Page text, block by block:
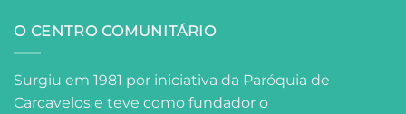
O CENTRO COMUNITÁRIO
Surgiu em 1981 por iniciativa da Paróquia de
Carcavelos e teve como fundador o